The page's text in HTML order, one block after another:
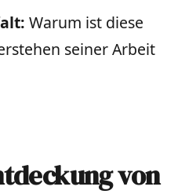
Warum ist diese
seiner Arbeit
von